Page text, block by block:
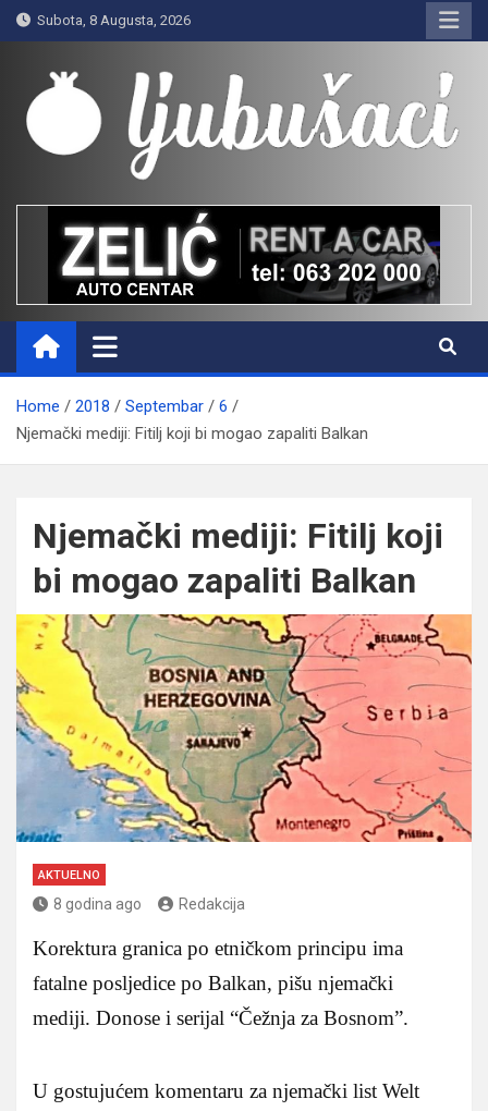
Skip
to
content
Subota, 8 Augusta, 2026
Ljubušaci
Svom voljenom gradu
Home 2018 Septembar
6
Njemački mediji: Fitilj koji bi mogao zapaliti Balkan
Njemački mediji: Fitilj koji
bi mogao zapaliti Balkan
AKTUELNO
8 godina ago Redakcija
Korektura granica po etničkom principu ima
fatalne posljedice po Balkan, pišu njemački
mediji. Donose i serijal “Čežnja za Bosnom”.
U gostujućem komentaru za njemački list Welt